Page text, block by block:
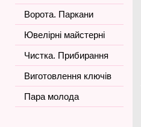
Ворота. Паркани
Ювелірні майстерні
Чистка. Прибирання
Виготовлення ключів
Пара молода